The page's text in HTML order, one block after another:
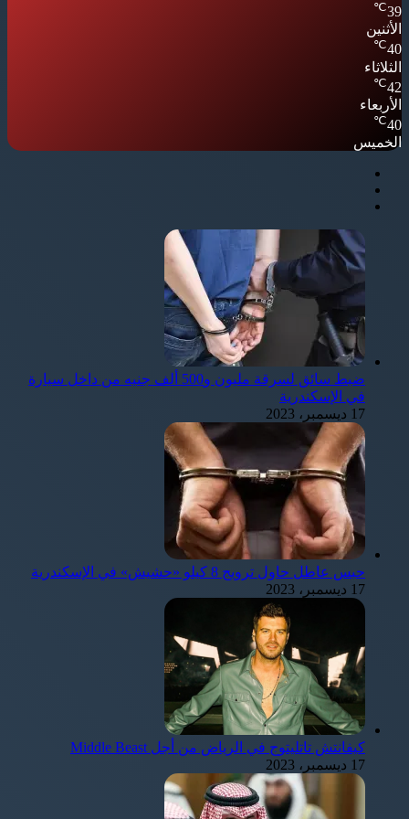
39
℃
الأثنين
40
℃
الثلاثاء
42
℃
الأربعاء
40
℃
الخميس
ضبط سائق لسرقة مليون و500 ألف جنيه من داخل سيارة
في الإسكندرية
17 ديسمبر، 2023
حبس عاطل حاول ترويج 8 كيلو «حشيش» في الإسكندرية
17 ديسمبر، 2023
كيفانتش تاتليتوج في الرياض من أجل Middle Beast
17 ديسمبر، 2023